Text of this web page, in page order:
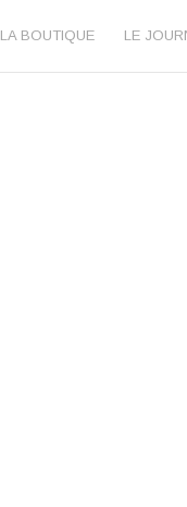
LA BOUTIQUE LE